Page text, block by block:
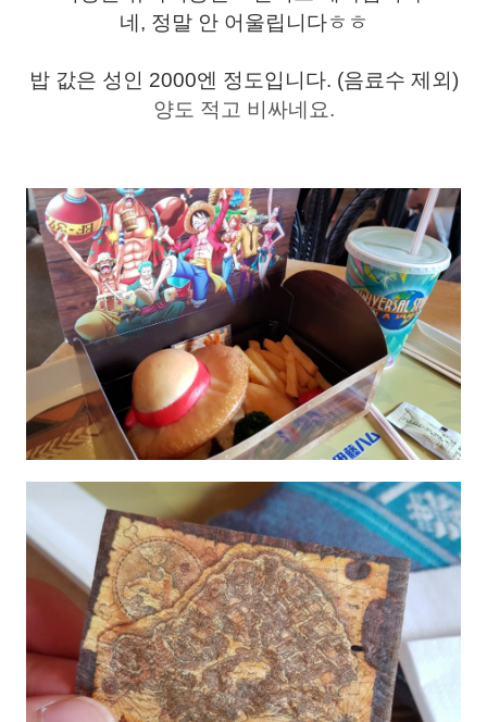
네, 정말 안 어울립니다ㅎㅎ
밥 값은 성인 2000엔 정도입니다. (음료수 제외)
양도 적고 비싸네요.